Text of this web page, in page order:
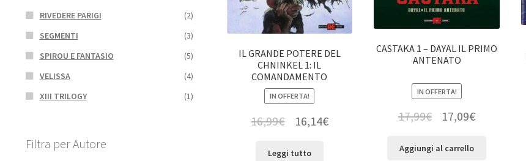
IL GRANDE POTERE DEL
CHNINKEL 1: IL
COMANDAMENTO
IN OFFERTA!
16,99€ 16,14€
Leggi tutto
CASTAKA 1 – DAYAL IL PRIMO
ANTENATO
IN OFFERTA!
17,99€ 17,09€
Aggiungi al carrello
RIVEDERE PARIGI
(2)
SEGMENTI
(3)
SPIROU E FANTASIO
(5)
VELISSA
(4)
XIII TRILOGY
(1)
Filtra per Autore